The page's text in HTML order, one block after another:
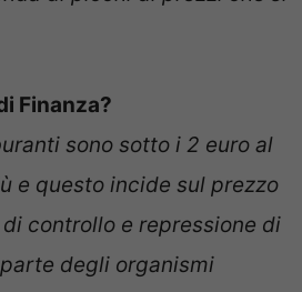
Finanza?
sono sotto i 2 euro al
e questo incide sul prezzo
controllo e repressione di
degli organismi